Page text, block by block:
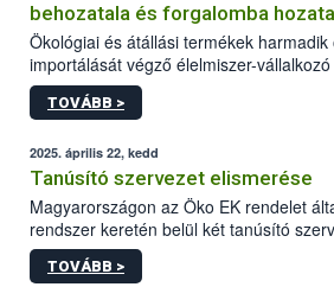
behozatala és forgalomba
Ökológiai és átállási termékek
importálását végző élelmiszer-
szervezet ellenőrzése alatt folytathatja.
tevékenység megkezdése előtt a
TOVÁBB >
2025. április 22, kedd
Tanúsító szervezet elismerése
Magyarországon az Öko EK rendelet
rendszer keretén belül két tanúsító
tevékenykedhetnek az ökológiai
gazdálkodók. A 34/2013. VM rendelet
TOVÁBB >